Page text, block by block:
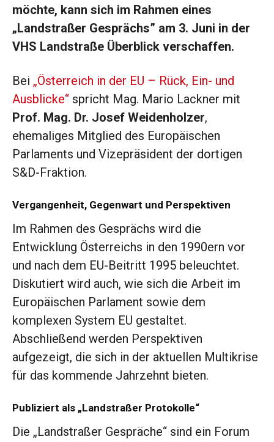
möchte, kann sich im Rahmen eines
„Landstraßer Gesprächs” am 3. Juni in der
VHS Landstraße Überblick verschaffen.
Bei „Österreich in der EU – Rück, Ein- und
Ausblicke“ spricht Mag. Mario Lackner mit
Prof. Mag. Dr. Josef Weidenholzer,
ehemaliges Mitglied des Europäischen
Parlaments und Vizepräsident der dortigen
S&D-Fraktion.
Vergangenheit, Gegenwart und Perspektiven
Im Rahmen des Gesprächs wird die
Entwicklung Österreichs in den 1990ern vor
und nach dem EU-Beitritt 1995 beleuchtet.
Diskutiert wird auch, wie sich die Arbeit im
Europäischen Parlament sowie dem
komplexen System EU gestaltet.
Abschließend werden Perspektiven
aufgezeigt, die sich in der aktuellen Multikrise
für das kommende Jahrzehnt bieten.
Publiziert als „Landstraßer Protokolle“
Die „Landstraßer Gespräche“ sind ein Forum